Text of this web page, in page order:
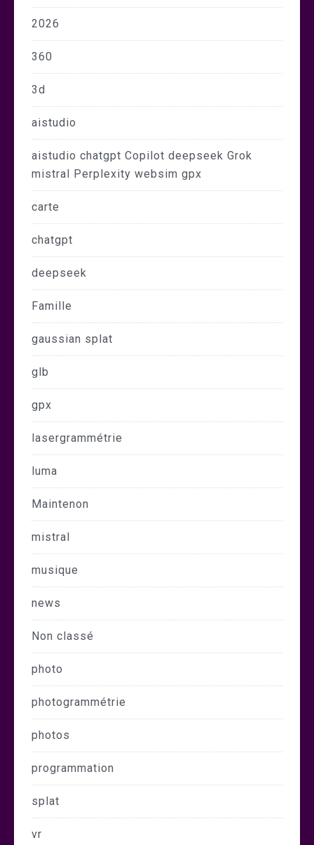
2026
360
3d
aistudio
aistudio chatgpt Copilot deepseek Grok
mistral Perplexity websim gpx
carte
chatgpt
deepseek
Famille
gaussian splat
glb
gpx
lasergrammétrie
luma
Maintenon
mistral
musique
news
Non classé
photo
photogrammétrie
photos
programmation
splat
vr